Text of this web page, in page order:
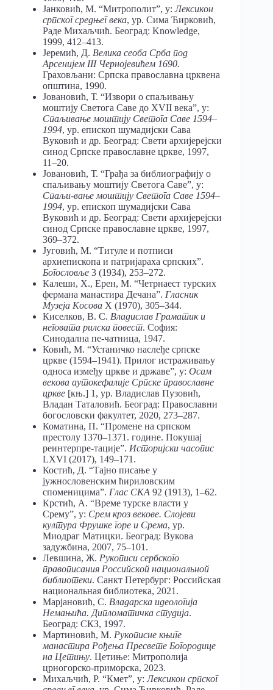
Јанковић, М. “Митрополит”, у:Лексикон
српског средњег века, ур. Сима Ћирковић,
Раде Михаљчић. Београд: Knowledge,
1999, 412–413.
Јеремић, Д. Велика сеоба Срба под
Арсенијем III Чернојевићем 1690.
Граховљани: Српска православна црквена
општина, 1990.
Јовановић, Т. “Извори о спаљивању
моштију Светога Саве до XVII века”, у:
Спаљивање моштију Светога Саве 1594–
1994, ур. епископ шумадијски Сава
Вуковић и др. Београд: Свети архијерејски
синод Српске православне цркве, 1997,
11–20.
Јовановић, Т. “Грађа за библиографију о
спаљивању моштију Светога Саве”, у:
Спаљи-вање моштију Светога Саве 1594–
1994, ур. епископ шумадијски Сава
Вуковић и др. Београд: Свети архијерејски
синод Српске православне цркве, 1997,
369–372.
Југовић, M. “Титуле и потписи
архиепископа и патријараха српских”.
Богословље 3 (1934), 253–272.
Калеши, Х., Ерен, М. “Четрнаест турских
фермана манастира Дечана”. Гласник
Музеја Косова Х (1970), 305–344.
Киселков, В. С. Владислав Граматик и
неговата рилска повест. София:
Синодална пе-чатницa, 1947.
Ковић, М. “Устаничко наслеђе српске
цркве (1594–1941). Прилог истраживању
односа између цркве и државе”, у: Осам
векова аутокефалије Српске православне
цркве [књ.] 1, ур. Владислав Пузовић,
Владан Таталовић. Београд: Православни
богословски факултет, 2020, 273–287.
Коматина, П. “Промене на српском
престолу 1370–1371. године. Покушај
реинтерпре-тације”. Историјски часопис
LXVI (2017), 149–171.
Костић, Д. “Тајно писање у
јужнословенским ћириловским
споменицима”. Глас СКА 92 (1913), 1–62.
Крстић, А. “Време турске власти у
Срему”, у: Срем кроз векове. Слојеви
култура Фрушке горе и Срема, ур.
Миодраг Матицки. Београд: Вукова
задужбина, 2007, 75–101.
Левшина, Ж. Рукописи сербского
правописания Российской национальной
библиотеки. Санкт Петербург: Российская
национальная библиотека, 2021.
Марјановић, С. Владарска идеологија
Немањића. Дипломатичка студија.
Београд: СКЗ, 1997.
Мартиновић, М. Рукописне књиге
манастира Рођења Пресвете Богородице
на Цетињу. Цетиње: Митрополија
црногорско-приморска, 2023.
Михаљчић, Р. “Кмет”, у:Лексикон српског